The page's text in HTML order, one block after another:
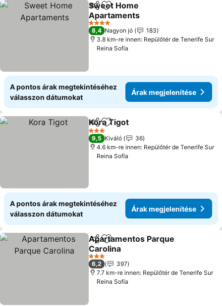
Megosztás
Hozzáadás a kedvencekhez
Sweet Home
Apartaments
Árak megjelenítése
4 Kategória
8,4 Nagyon jó
183
3.8 km-re innen: Repülőtér de Tenerife Sur
Reina Sofía
A pontos árak megtekintéséhez
válasszon dátumokat
Árak megjelenítése
Megosztás
Hozzáadás a kedvencekhez
Kora Tigot
3 Kategória
9,5 Kiváló
36
4.6 km-re innen: Repülőtér de Tenerife Sur
Reina Sofía
A pontos árak megtekintéséhez
válasszon dátumokat
Árak megjelenítése
Megosztás
Hozzáadás a kedvencekhez
Apartamentos Parque
Carolina
Árak megjelenítése
3 Kategória
6,2
397
7.7 km-re innen: Repülőtér de Tenerife Sur
Reina Sofía